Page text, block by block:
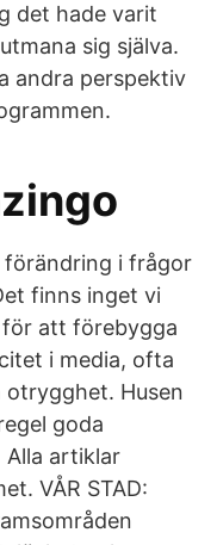
det hade varit
sig själva.
andra perspektiv
i frågor
finns inget vi
att förebygga
i media, ofta
Husen
goda
artiklar
VÅR STAD: